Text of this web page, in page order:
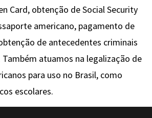
Card, obtenção de Social Security
americano, pagamento de
de antecedentes criminais
atuamos na legalização de
para uso no Brasil, como
escolares.